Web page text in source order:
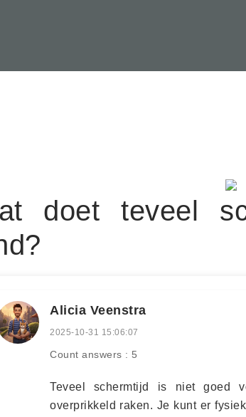
doet teveel
Alicia Veenstra
2025-10-31 15:06:07
Count answers : 5
Teveel schermtijd is niet goed
overprikkeld raken. Je kunt er